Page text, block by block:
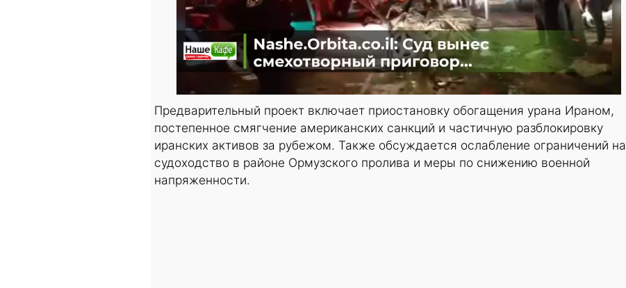
Предварительный проект включает приостановку обогащения урана Ираном,
постепенное смягчение американских санкций и частичную разблокировку
иранских активов за рубежом. Также обсуждается ослабление ограничений на
судоходство в районе Ормузского пролива и меры по снижению военной
напряженности.